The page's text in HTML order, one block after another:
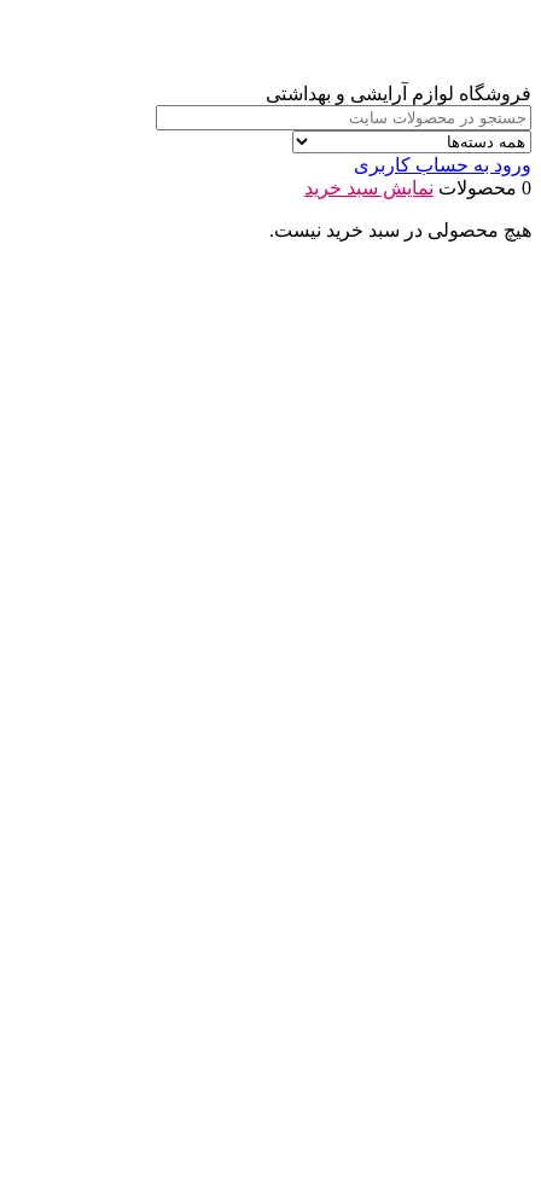
فروشگاه لوازم آرایشی و بهداشتی
ورود به حساب کاربری
0 محصولات
نمایش سبد خرید
هیچ محصولی در سبد خرید نیست.